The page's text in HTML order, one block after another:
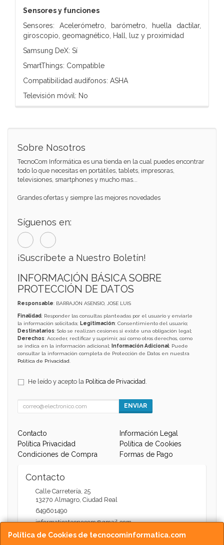
Sensores y funciones
Sensores: Acelerómetro, barómetro, huella dactilar,
giroscopio, geomagnético, Hall, luz y proximidad
Samsung DeX: Sí
SmartThings: Compatible
Compatibilidad audífonos: ASHA
Televisión móvil: No
Política de Cookies de tecnocominformatica.com
Sobre Nosotros
TecnoCom Informática es una tienda en la cual puedes encontrar
todo lo que necesitas en portátiles, tablets, impresoras,
televisiones, smartphones y mucho mas...
Grandes ofertas y siempre las mejores novedades
Síguenos en:
¡Suscríbete a Nuestro Boletín!
INFORMACIÓN BÁSICA SOBRE
PROTECCIÓN DE DATOS
Responsable: BARRAJÓN ASENSIO, JOSE LUIS
Finalidad: Responder las consultas planteadas por el usuario y enviarle
la información solicitada; Legitimación: Consentimiento del usuario;
Destinatarios: Solo se realizan cesiones si existe una obligación legal;
Derechos: Acceder, rectificar y suprimir, así como otros derechos, como
se indica en la información adicional;
Información Adicional: Puede
consultar la información completa de Protección de Datos en nuestra
Política de Privacidad
He leído y acepto la Política de Privacidad
ENVIAR
Contacto
Información Legal
Política Privacidad
Política de Cookies
Condiciones de Compra
Formas de Pago
Contacto
Calle Carretería, 25
13270 Almagro Ciudad Real
649601490
informaticatecnocom@gmail.com